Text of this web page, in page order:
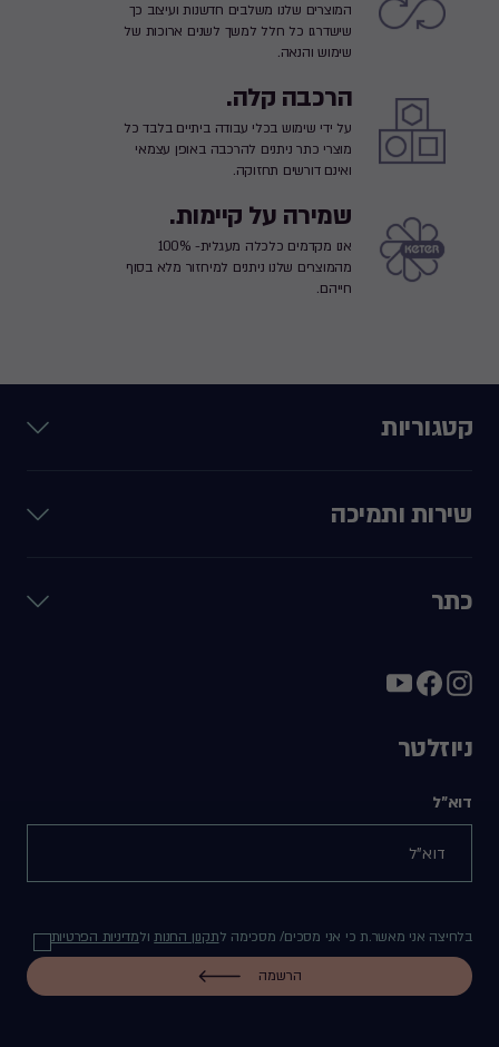
המוצרים שלנו משלבים חדשנות ועיצוב כך
שישדרגו כל חלל למשך לשנים ארוכות של
שימוש והנאה.
הרכבה קלה.
על ידי שימוש בכלי עבודה ביתיים בלבד כל
מוצרי כתר ניתנים להרכבה באופן עצמאי
ואינם דורשים תחזוקה.
שמירה על קיימות.
אנו מקדמים כלכלה מעגלית- 100%
מהמוצרים שלנו ניתנים למיחזור מלא בסוף
חייהם.
קטגוריות
שירות ותמיכה
כתר
ניוזלטר
דוא"ל
בלחיצה אני מאשר.ת כי אני מסכים/ מסכימה לתקנון החנותולמדיניות הפרטיות
הרשמה